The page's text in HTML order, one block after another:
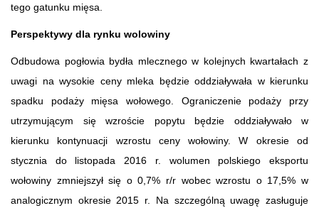
tego gatunku mięsa.
Perspektywy dla rynku wolowiny
Odbudowa pogłowia bydła mlecznego w kolejnych kwartałach z
uwagi na wysokie ceny mleka będzie oddziaływała w kierunku
spadku podaży mięsa wołowego. Ograniczenie podaży przy
utrzymującym się wzroście popytu będzie oddziaływało w
kierunku kontynuacji wzrostu ceny wołowiny. W okresie od
stycznia do listopada 2016 r. wolumen polskiego eksportu
wołowiny zmniejszył się o 0,7% r/r wobec wzrostu o 17,5% w
analogicznym okresie 2015 r. Na szczególną uwagę zasługuje